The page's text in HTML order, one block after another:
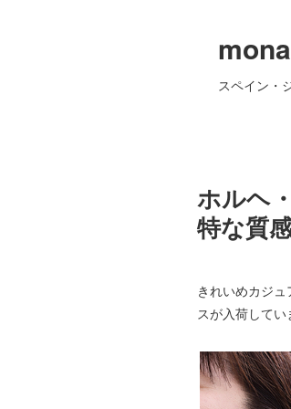
スペイン・
ホルヘ
特な質
きれいめカジ
スが入荷してい